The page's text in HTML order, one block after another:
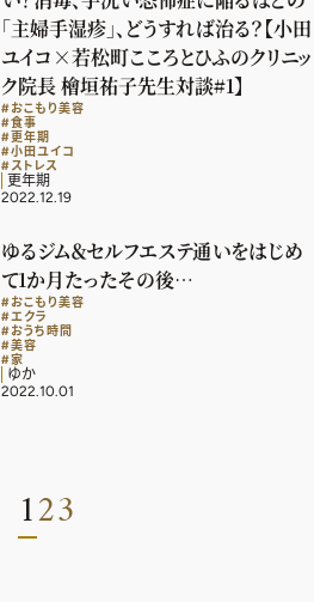
「主婦手湿疹」、どうすれば治る？【小田
ユイコ×若松町こころとひふのクリニッ
ク院長 檜垣祐子先生対談#1】
#おこもり美容
#食事
#更年期
#小田ユイコ
#ストレス
更年期
2022.12.19
ゆるジム＆セルフエステ通いをはじめ
て1か月たったその後…
#おこもり美容
#エクラ
#おうち時間
#美容
#家
ゆか
2022.10.01
123